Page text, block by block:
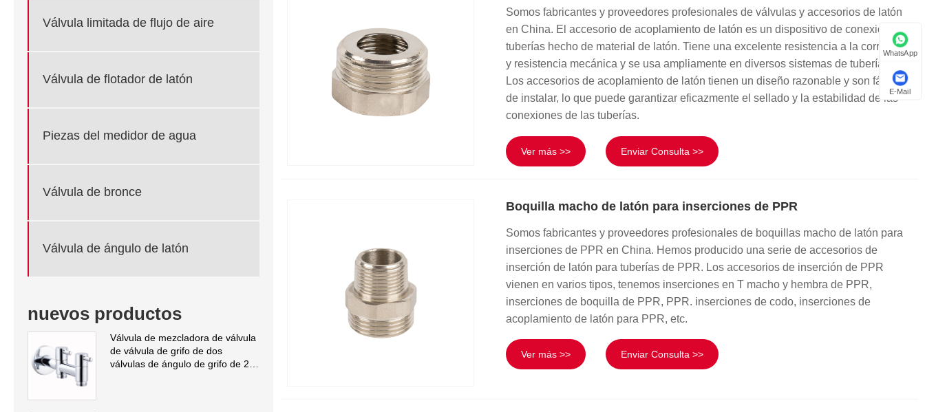
Válvula limitada de flujo de aire
Válvula de flotador de latón
Piezas del medidor de agua
Válvula de bronce
Válvula de ángulo de latón
nuevos productos
Válvula de mezcladora de válvula
de válvula de grifo de dos
válvulas de ángulo de grifo de 2
Somos fabricantes y proveedores profesionales de válvulas y accesorios de latón
en China. El accesorio de acoplamiento de latón es un dispositivo de conexión de
tuberías hecho de material de latón. Tiene una excelente resistencia a la corrosión
y resistencia mecánica y se usa ampliamente en diversos sistemas de tuberías.
Los accesorios de acoplamiento de latón tienen un diseño razonable y son fáciles
de instalar, lo que puede garantizar eficazmente el sellado y la estabilidad de las
conexiones de las tuberías.
Ver más >> Enviar Consulta >>
Boquilla macho de latón para inserciones de PPR
Somos fabricantes y proveedores profesionales de boquillas macho de latón para
inserciones de PPR en China. Hemos producido una serie de accesorios de
inserción de latón para tuberías de PPR. Los accesorios de inserción de PPR
vienen en varios tipos, tenemos inserciones en T macho y hembra de PPR,
inserciones de boquilla de PPR, PPR. inserciones de codo, inserciones de
acoplamiento de latón para PPR, etc.
Ver más >> Enviar Consulta >>
WhatsApp
E-Mail